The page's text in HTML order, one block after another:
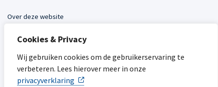
Cookies & Privacy
Wij gebruiken cookies om de gebruikerservaring te
verbeteren. Lees hierover meer in onze
privacyverklaring
Over deze website
Privacy
Sitemap
Mijn gemeente